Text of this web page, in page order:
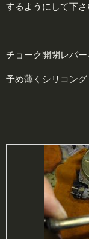
するようにして下さ
チョーク開閉レバ
予め薄くシリコング